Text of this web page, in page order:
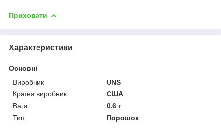
Приховати
Характеристики
Основні
Виробник
UNS
Країна виробник
США
Вага
0.6 г
Тип
Порошок